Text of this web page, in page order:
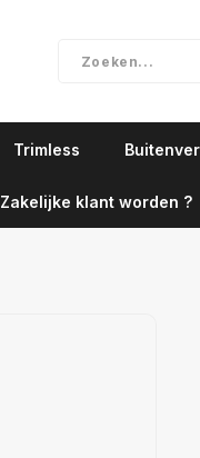
Trimless
Zakelijke klant worden ?